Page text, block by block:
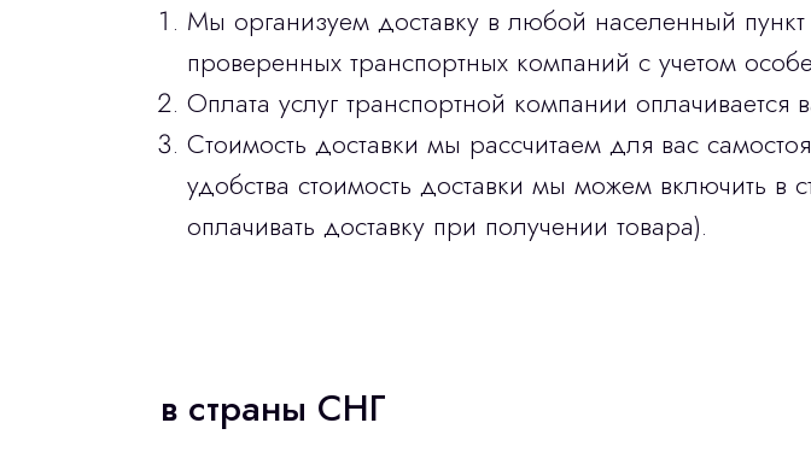
Мы организуем доставку в любой населенный
проверенных транспортных компаний с учетом
Оплата услуг транспортной компании
Стоимость доставки мы рассчитаем для вас
удобства стоимость доставки мы можем включить в
оплачивать доставку при получении товара).
в страны СНГ